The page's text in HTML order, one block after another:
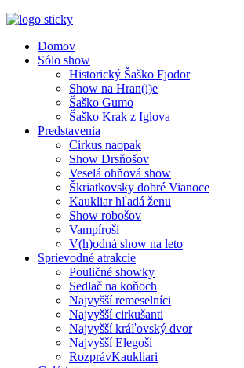
Domov
Sólo show
Historický Šaško Fjodor
Show na Hran(i)e
Šaško Gumo
Šaško Krak z Iglova
Predstavenia
Cirkus naopak
Show Drsňošov
Veselá ohňová show
Škriatkovsky dobré Vianoce
Kaukliar hľadá ženu
Show robošov
Vampíroši
V(h)odná show na leto
Sprievodné atrakcie
Pouličné showky
Sedlač na koňoch
Najvyšší remeselníci
Najvyšší cirkušanti
Najvyšší kráľovský dvor
Najvyšší Elegoši
RozprávKaukliari